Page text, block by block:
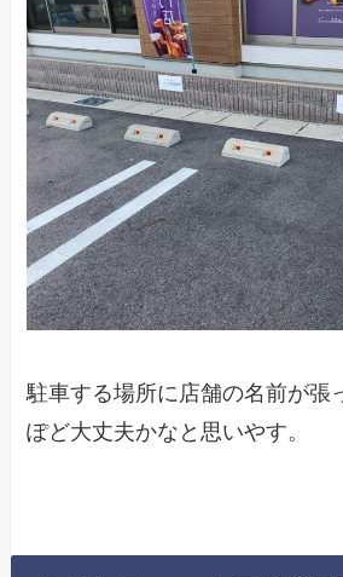
駐車する場所に店舗の名前が張
ぽど大丈夫かなと思いやす。